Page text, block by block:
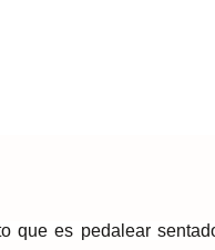
que es pedalear